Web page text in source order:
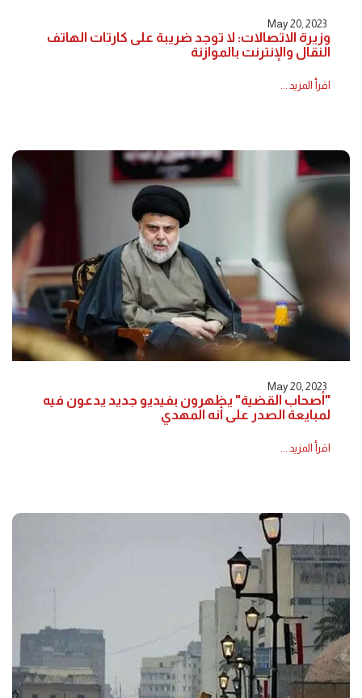
May 20, 2023
وزيرة الاتصالات: لا توجد ضريبة على كارتات الهاتف
النقال والإنترنت بالموازنة
اقرأ المزيد ...
May 20, 2023
"أصحاب القضية" يظهرون بفيديو جديد يدعون فيه
لمبايعة الصدر على أنه المهدي
اقرأ المزيد ...